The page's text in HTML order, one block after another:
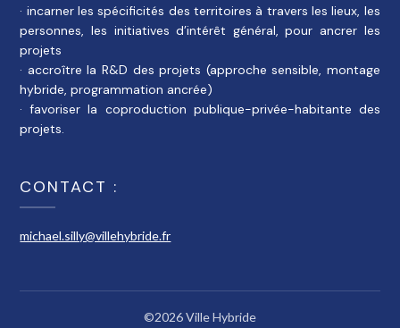
· incarner les spécificités des territoires à travers les lieux, les
personnes, les initiatives d’intérêt général, pour ancrer les
projets
· accroître la R&D des projets (approche sensible, montage
hybride, programmation ancrée)
· favoriser la coproduction publique-privée-habitante des
projets.
CONTACT :
michael.silly@villehybride.fr
©2026 Ville Hybride